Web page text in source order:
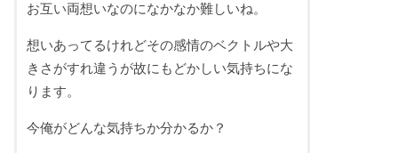
お互い両想いなのになかなか難しいね。
想いあってるけれどその感情のベクトルや大
きさがすれ違うが故にもどかしい気持ちにな
ります。
今俺がどんな気持ちか分かるか？